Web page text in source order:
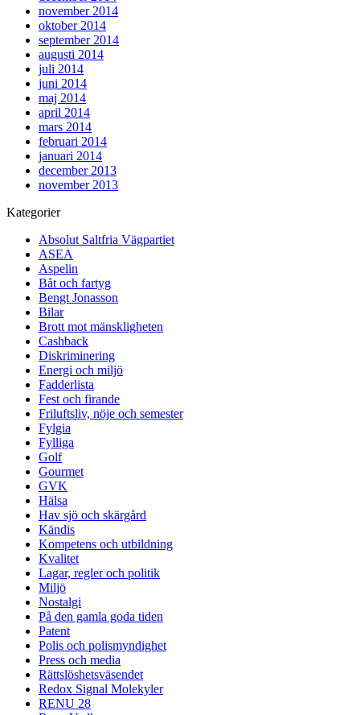
november 2014
oktober 2014
september 2014
augusti 2014
juli 2014
juni 2014
maj 2014
april 2014
mars 2014
februari 2014
januari 2014
december 2013
november 2013
Kategorier
Absolut Saltfria Vägpartiet
ASEA
Aspelin
Båt och fartyg
Bengt Jonasson
Bilar
Brott mot mänskligheten
Cashback
Diskriminering
Energi och miljö
Fadderlista
Fest och firande
Friluftsliv, nöje och semester
Fylgia
Fylliga
Golf
Gourmet
GVK
Hälsa
Hav sjö och skärgård
Kändis
Kompetens och utbildning
Kvalitet
Lagar, regler och politik
Miljö
Nostalgi
På den gamla goda tiden
Patent
Polis och polismyndighet
Press och media
Rättslöshetsväsendet
Redox Signal Molekyler
RENU 28